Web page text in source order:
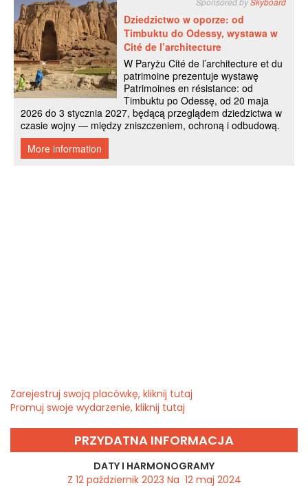
Zarejestruj swoją placówkę, kliknij tutaj
Promuj swoje wydarzenie, kliknij tutaj
PRZYDATNA INFORMACJA
DATY I HARMONOGRAMY
Z 12 październik 2023 Na 12 maj 2024